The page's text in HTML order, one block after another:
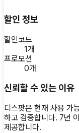
할인 정보
할인코드
1개
프로모션
0개
신뢰할 수 있는 이유
디스팟은 현재 사용 가
하고 검증합니다. 7년
제공합니다.